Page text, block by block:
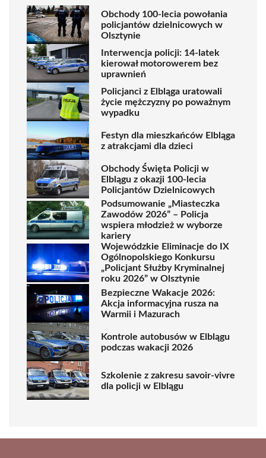
Obchody 100-lecia powołania
policjantów dzielnicowych w
Olsztynie
Interwencja policji: 14-latek
kierował motorowerem bez
uprawnień
Policjanci z Elbląga uratowali
życie mężczyzny po poważnym
wypadku
Festyn dla mieszkańców Elbląga
z atrakcjami dla dzieci
Obchody Święta Policji w
Elblągu z okazji 100-lecia
Policjantów Dzielnicowych
Podsumowanie „Miasteczka
Zawodów 2026” – Policja
wspiera młodzież w wyborze
kariery
Wojewódzkie Eliminacje do IX
Ogólnopolskiego Konkursu
„Policjant Służby Kryminalnej
roku 2026” w Olsztynie
Bezpieczne Wakacje 2026:
Akcja informacyjna rusza na
Warmii i Mazurach
Kontrole autobusów w Elblągu
podczas wakacji 2026
Szkolenie z zakresu savoir-vivre
dla policji w Elblągu